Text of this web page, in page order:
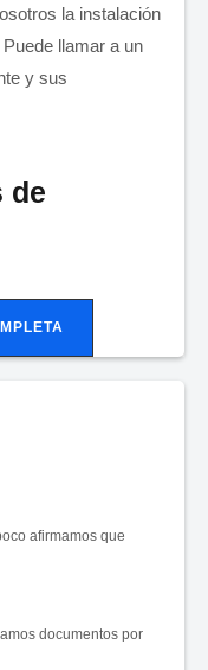
la instalación
llamar a un
y sus
de
afirmamos que
documentos por